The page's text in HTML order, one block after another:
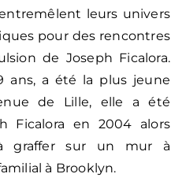
leurs univers
pour des rencontres
de Joseph Ficalora.
ans, a été la plus jeune
de Lille, elle a été
Ficalora en 2004 alors
graffer sur un mur à
à Brooklyn.